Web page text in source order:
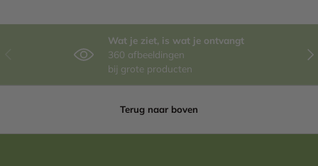
Wat je ziet, is wat je ontvangt
360 afbeeldingen
bij grote producten
Terug naar boven